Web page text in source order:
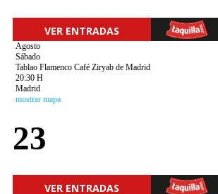
VER ENTRADAS
Agosto
Sábado
Tablao Flamenco Café Ziryab de Madrid
20:30 H
Madrid
mostrar mapa
23
VER ENTRADAS